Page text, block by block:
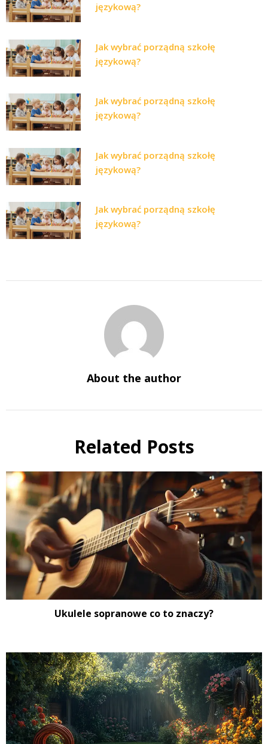
językową?
Jak wybrać porządną szkołę
językową?
Jak wybrać porządną szkołę
językową?
Jak wybrać porządną szkołę
językową?
Jak wybrać porządną szkołę
językową?
About the author
Related Posts
Ukulele sopranowe co to znaczy?